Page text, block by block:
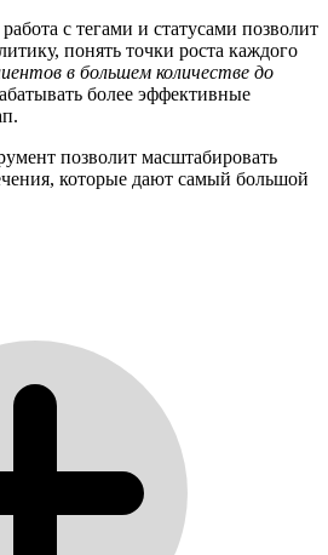
с тегами и статусами позволит
понять точки роста каждого
в большем количестве до
более эффективные
позволит масштабировать
которые дают самый большой